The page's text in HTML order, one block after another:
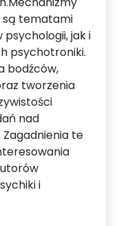
są tematami
jak i
psychotroniki.
bodźców,
tworzenia
nad
Zagadnienia te
i